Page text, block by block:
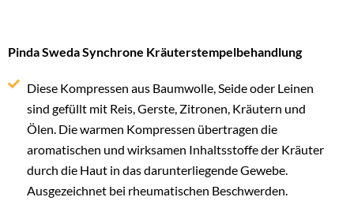
Pinda Sweda Synchrone Kräuterstempelbehandlung
Diese Kompressen aus Baumwolle, Seide oder Leinen
sind gefüllt mit Reis, Gerste, Zitronen, Kräutern und
Ölen. Die warmen Kompressen übertragen die
aromatischen und wirksamen Inhaltsstoffe der Kräuter
durch die Haut in das darunterliegende Gewebe.
Ausgezeichnet bei rheumatischen Beschwerden.